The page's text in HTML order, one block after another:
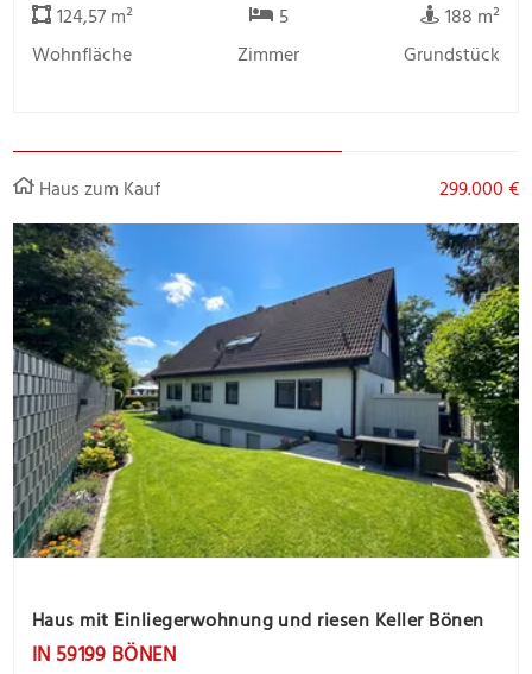
124,57 m²
Wohnfläche
5
Zimmer
188 m²
Grundstück
Haus zum Kauf 299.000 €
Haus mit Einliegerwohnung und riesen Keller Bönen
IN 59199 BÖNEN